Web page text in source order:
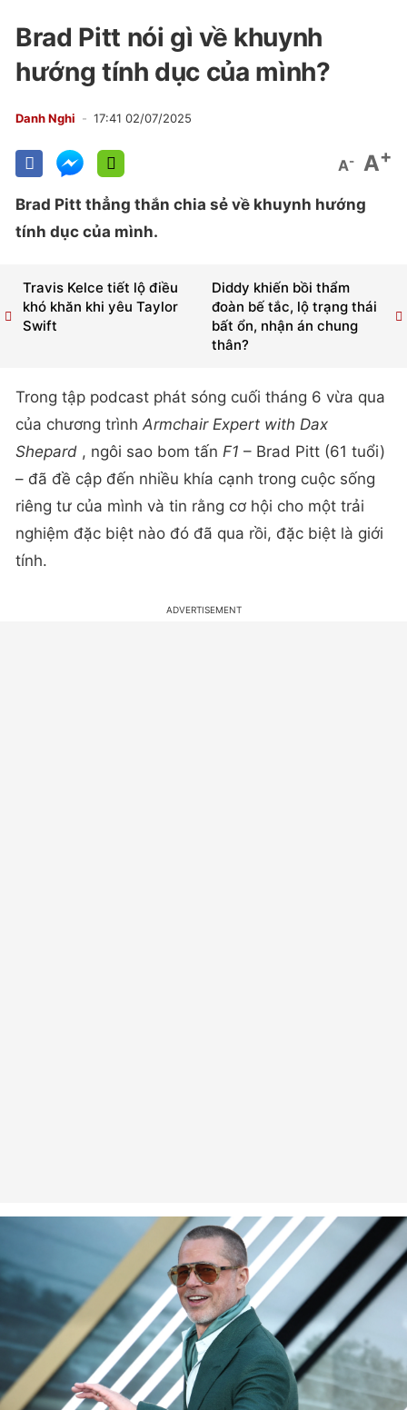
Brad Pitt nói gì về khuynh
hướng tính dục của mình?
Danh Nghi 17:41 02/07/2025
A- A+
Brad Pitt thẳng thắn chia sẻ về khuynh hướng
tính dục của mình.
Diddy khiến bồi thẩm
đoàn bế tắc, lộ trạng thái
bất ổn, nhận án chung
thân?
Travis Kelce tiết lộ điều
khó khăn khi yêu Taylor
Swift
Trong tập podcast phát sóng cuối tháng 6 vừa qua
của chương trình Armchair Expert with Dax
Shepard , ngôi sao bom tấn F1 – Brad Pitt (61 tuổi)
– đã đề cập đến nhiều khía cạnh trong cuộc sống
riêng tư của mình và tin rằng cơ hội cho một trải
nghiệm đặc biệt nào đó đã qua rồi, đặc biệt là giới
tính.